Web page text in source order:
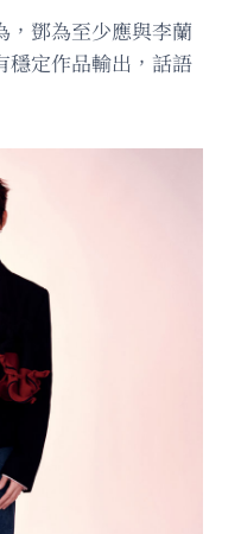
，鄧為至少應與李蘭
穩定作品輸出，話語